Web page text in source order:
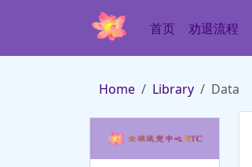
首页 劝退流程
Home Library Data